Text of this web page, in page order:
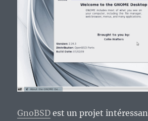
GnoBSD est un projet